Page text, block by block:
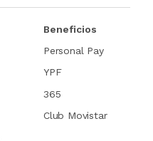
Beneficios
Personal Pay
YPF
365
Club Movistar